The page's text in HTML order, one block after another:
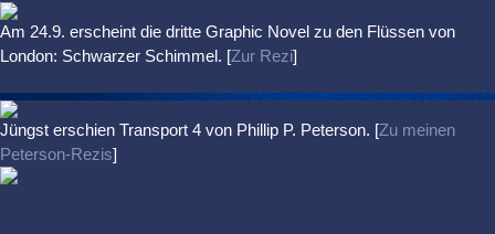
Am 24.9. erscheint die dritte Graphic Novel zu den Flüssen von
London: Schwarzer Schimmel. [Zur Rezi]
Jüngst erschien Transport 4 von Phillip P. Peterson. [Zu meinen
Peterson-Rezis]